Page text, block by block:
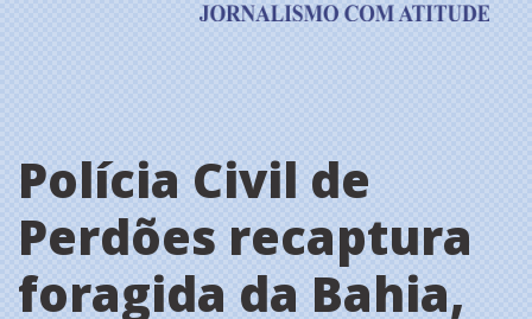
Polícia Civil de
Perdões recaptura
foragida da Bahia,